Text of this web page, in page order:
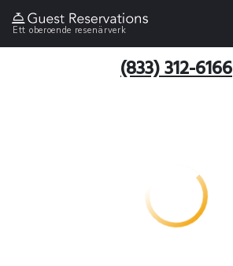
Ett oberoende resenärverk
(833) 312-6166